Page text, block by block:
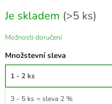
cena:
Je skladem (>5 ks)
Možnosti doručení
Množstevní sleva
1 - 2 ks
3 - 5 ks = sleva 2 %